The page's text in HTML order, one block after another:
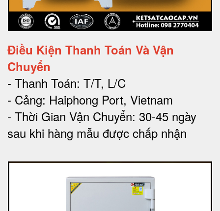
Điều Kiện Thanh Toán Và Vận
Chuyển
- Thanh Toán: T/T, L/C
- Cảng: Haiphong Port, Vietnam
- Thời Gian Vận Chuyển: 30-45 ngày
sau khi hàng mẫu được chấp nhận